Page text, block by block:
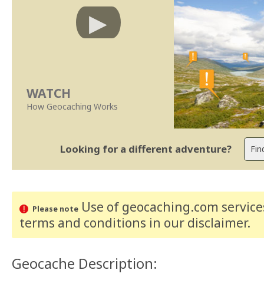
WATCH
How Geocaching Works
Looking for a different adventure?
Please noteUse of geocaching.com
terms and conditions in our disclaimer.
Geocache Description: